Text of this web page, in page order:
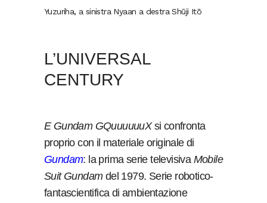
Yuzuriha, a sinistra Nyaan a destra Shūji Itō
L’UNIVERSAL
CENTURY
E Gundam GQuuuuuuXsi confronta
proprio con il materiale originale di
Gundam: la prima serie televisiva Mobile
Suit Gundam del 1979. Serie robotico-
fantascientifica di ambientazione